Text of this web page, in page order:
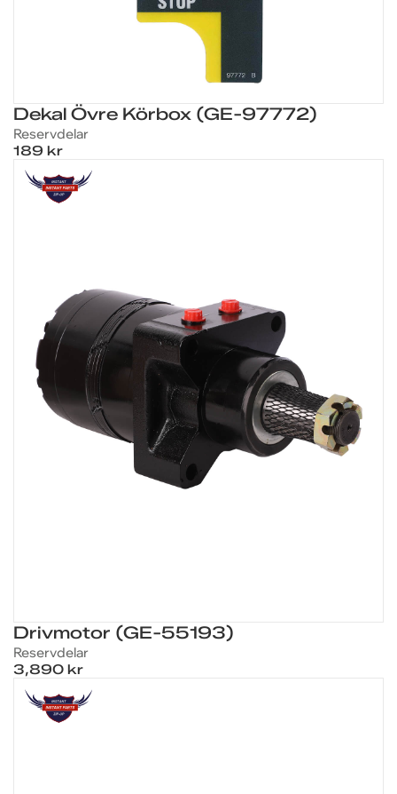
Dekal Övre Körbox (GE-97772)
Reservdelar
189 kr
Drivmotor (GE-55193)
Reservdelar
3,890 kr